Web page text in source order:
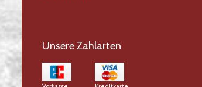
Unsere Zahlarten